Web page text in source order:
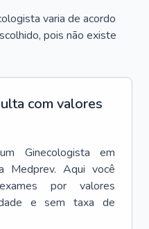
varia de acordo
pois não existe
com valores
Ginecologista
em
Medprev. Aqui você
por valores
e sem taxa de